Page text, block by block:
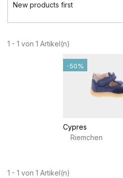
New products first
1 - 1 von 1 Artikel(n)
Cypres
Riemchen
-50%
1 - 1 von 1 Artikel(n)